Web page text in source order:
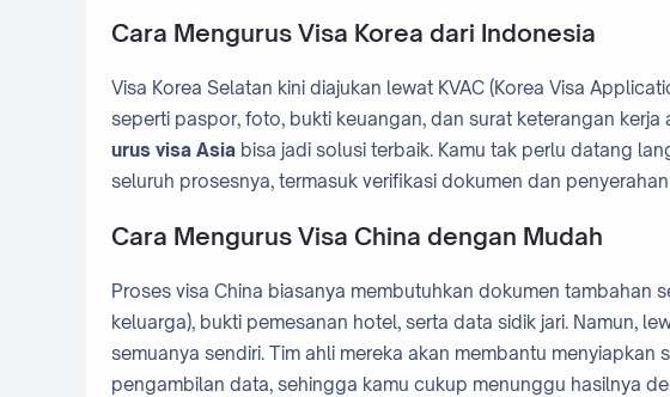
Cara Mengurus Visa Korea dari Indonesia
Visa Korea Selatan kini diajukan lewat KVAC (Korea Visa
seperti paspor, foto, bukti keuangan, dan surat keterangan
urus visa Asia bisa jadi solusi terbaik. Kamu tak perlu datang
seluruh prosesnya, termasuk verifikasi dokumen dan
Cara Mengurus Visa China dengan Mudah
Proses visa China biasanya membutuhkan dokumen tambahan
keluarga), bukti pemesanan hotel, serta data sidik jari. Namun,
semuanya sendiri. Tim ahli mereka akan membantu
pengambilan data, sehingga kamu cukup menunggu hasilnya